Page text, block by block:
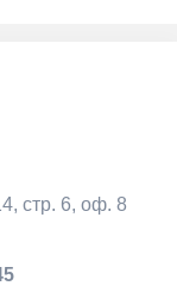
стр. 6, оф. 8